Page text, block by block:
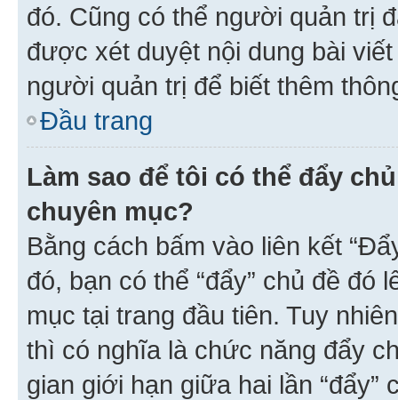
đó. Cũng có thể người quản trị
được xét duyệt nội dung bài
người quản trị để biết thêm
Đầu trang
Làm sao để tôi có thể đẩy
chuyên mục?
Bằng cách bấm vào liên kết
đó, bạn có thể “đẩy” chủ đề đó
mục tại trang đầu tiên. Tuy
thì có nghĩa là chức năng đẩy
gian giới hạn giữa hai lần “đẩy”